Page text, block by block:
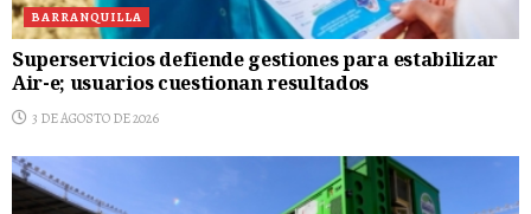
BARRANQUILLA
Superservicios defiende gestiones para estabilizar
Air-e; usuarios cuestionan resultados
3 DE AGOSTO DE 2026